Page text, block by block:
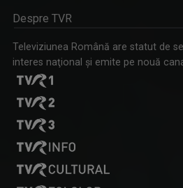
Despre TVR
Televiziunea Română are statut de
interes naţional şi emite pe nouă